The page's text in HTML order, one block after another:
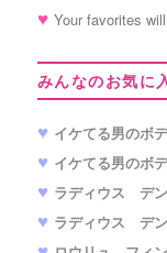
Your favorites
みんなのお気に
イケてる男のボ
イケてる男のボ
ラディウス デ
ラディウス デ